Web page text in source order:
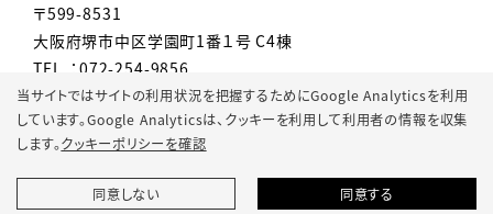
当サイトではサイトの利用状況を把握するためにGoogle Analyticsを利用
しています。Google Analyticsは、 クッキーを利用して利用者の情報を収集
します。クッキーポリシーを確認
同意しない 同意する
〒599-8531
大阪府堺市中区学園町1番１号 C4棟
TEL ：072-254-9856
MAIL：gr-knky-wsupport@omu.ac.jp
© 2022 Osaka Metropolitan University.